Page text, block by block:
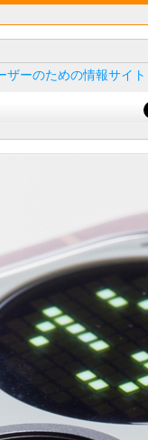
ザーのための情報サイト